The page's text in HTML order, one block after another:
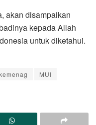
akan disampaikan
kepada Allah
untuk diketahui.
MUI